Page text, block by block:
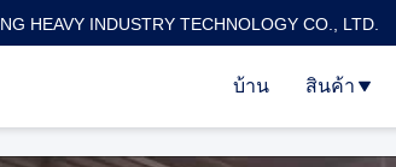
HEAVY INDUSTRY TECHNOLOGY CO., LTD.
บ้าน สินค้า